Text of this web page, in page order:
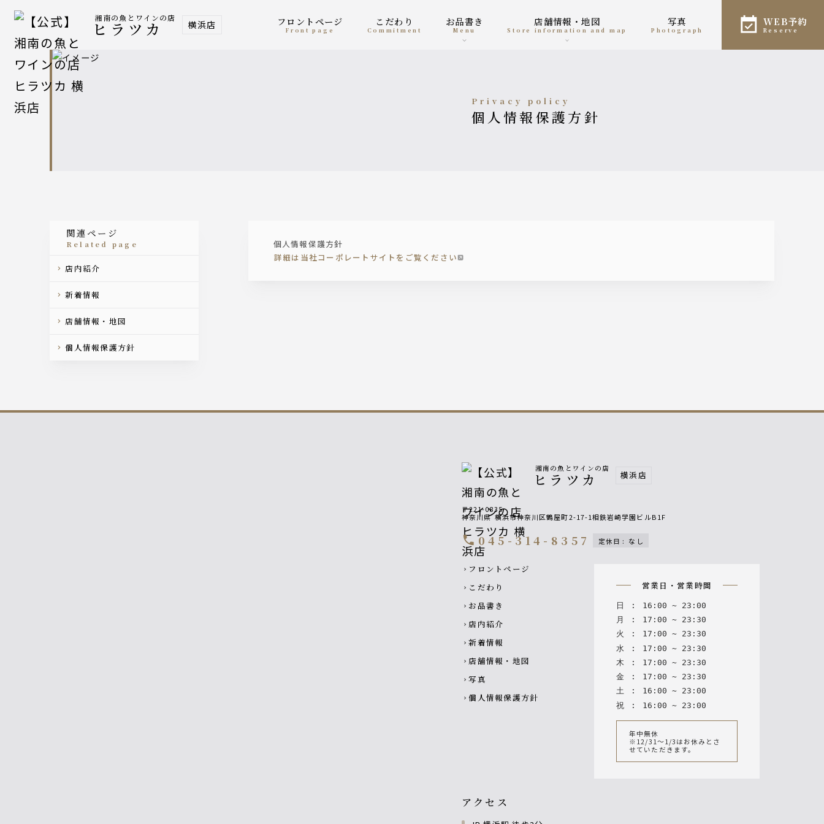
湘南の魚とワインの店
ヒラツカ 横浜店 フロントページ
front page
こだわり
Commitment
お品書き
menu
店舗情報・地図
Store information and map
写真
photograph
WEB予約
reserve
privacy policy
個人情報保護方針
個人情報保護方針
詳細は当社コーポレートサイトをご覧ください
関連ページ
related page
店内紹介
新着情報
店舗情報・地図
個人情報保護方針
湘南の魚とワインの店
ヒラツカ 横浜店
〒221-0835
神奈川県 横浜市神奈川区鶴屋町2-17-1相鉄岩崎学園ビルB1F
call 045-314-8357 定休日 : なし
Footer navigation
chevron_right フロントページ
chevron_right こだわり
chevron_right お品書き
chevron_right 店内紹介
chevron_right 新着情報
chevron_right 店舗情報・地図
chevron_right 写真
chevron_right 個人情報保護方針
営業日・営業時間
日 : 16 : 00 ~ 23 : 00
月
: 17 : 00 ~ 23 : 30
火
: 17 : 00 ~ 23 : 30
水
: 17 : 00 ~ 23 : 30
木
: 17 : 00 ~ 23 : 30
金
: 17 : 00 ~ 23 : 30
土
: 16 : 00 ~ 23 : 00
祝 : 16 : 00 ~ 23 : 00
年中無休
※12/31～1/3はお休みとさ
せていただきます。
アクセス